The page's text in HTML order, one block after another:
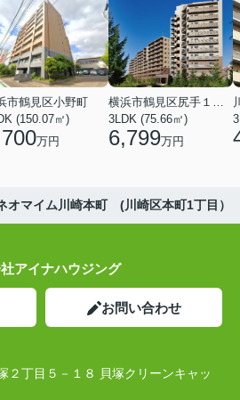
市鶴見区小野町
(150.07㎡)
万円
3LDK (75.66㎡)
6,799万円
オマイム川崎本町 (川崎区本町1丁目）
アイナハウジング
お問い合わせ
２丁目５－１８ 貝塚クリーンキャッ